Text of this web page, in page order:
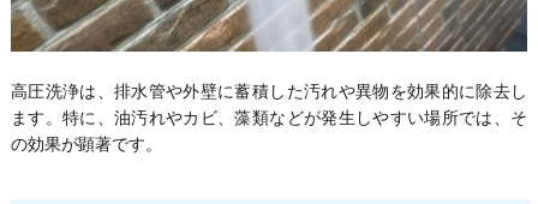
高圧洗浄は、排水管や外壁に蓄積した汚れや異物を効果的に除去し
ます。特に、油汚れやカビ、藻類などが発生しやすい場所では、そ
の効果が顕著です。